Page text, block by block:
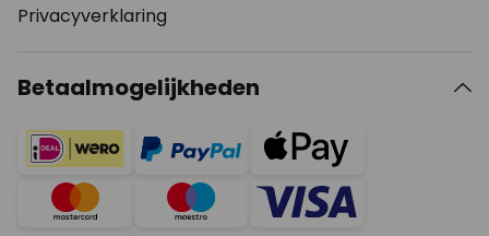
Privacyverklaring
Betaalmogelijkheden